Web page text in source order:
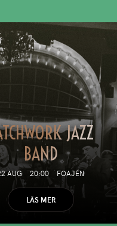
JAZZ
BAND
AUG 20:00 FOAJÉN
LÄS MER